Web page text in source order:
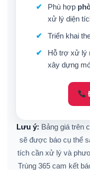
Phù hợp
xử lý diện
Triển khai
Hỗ trợ xử lý
xây dựng
Lưu ý: Bảng giá trên
sẽ được báo cụ thể
tích cần xử lý và
Trùng 365 cam kết